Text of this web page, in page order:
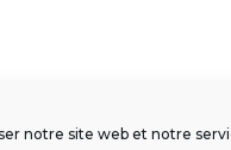
notre site web et notre